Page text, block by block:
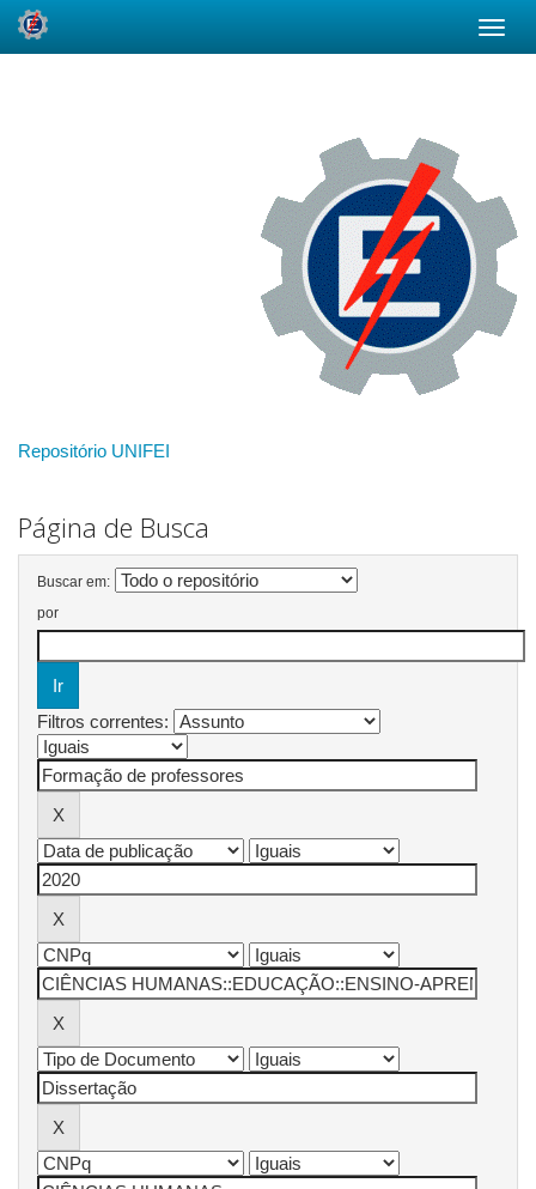
Repositório UNIFEI
Página de Busca
Buscar em:
por
Filtros correntes: